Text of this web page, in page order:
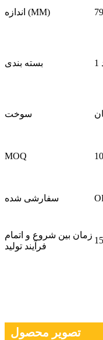
اندازه (MM)
بسته بندی
سوخت
MOQ
سفارشی شده
زمان بین شروع و اتمام
فرآیند تولید
تصویر محصول